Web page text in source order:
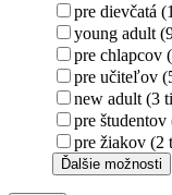
pre dievčatá
young adult
pre chlapcov
pre učiteľov
new adult (3
pre
pre žiakov (2
Ďalšie možnosti